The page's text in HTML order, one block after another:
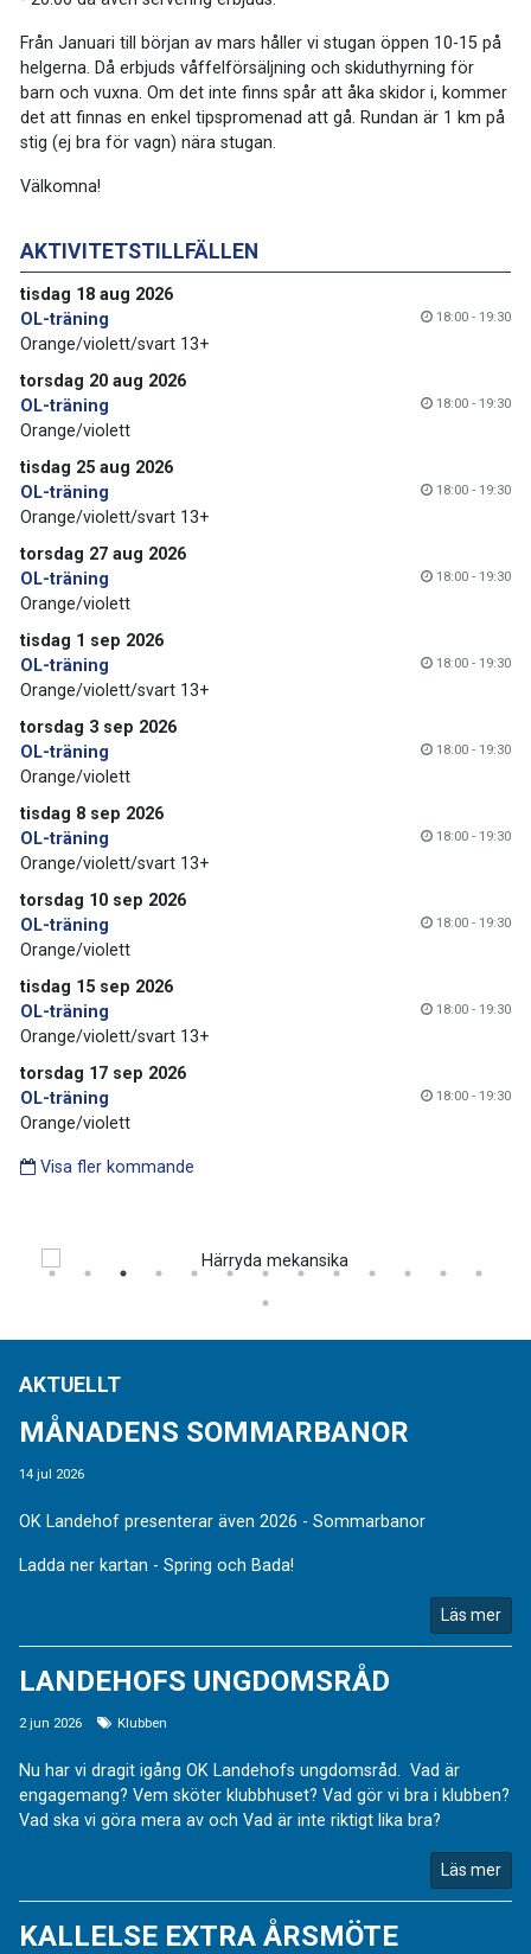
Från Januari till början av mars håller vi stugan öppen 10-15 på
helgerna. Då erbjuds våffelförsäljning och skiduthyrning för
barn och vuxna. Om det inte finns spår att åka skidor i, kommer
det att finnas en enkel tipspromenad att gå. Rundan är 1 km på
stig (ej bra för vagn) nära stugan.
Välkomna!
AKTIVITETSTILLFÄLLEN
tisdag 18 aug 2026
OL-träning
18:00 - 19:30
Orange/violett/svart 13+
torsdag 20 aug 2026
OL-träning
18:00 - 19:30
Orange/violett
tisdag 25 aug 2026
OL-träning
18:00 - 19:30
Orange/violett/svart 13+
torsdag 27 aug 2026
OL-träning
18:00 - 19:30
Orange/violett
tisdag 1 sep 2026
OL-träning
18:00 - 19:30
Orange/violett/svart 13+
torsdag 3 sep 2026
OL-träning
18:00 - 19:30
Orange/violett
tisdag 8 sep 2026
OL-träning
18:00 - 19:30
Orange/violett/svart 13+
torsdag 10 sep 2026
OL-träning
18:00 - 19:30
Orange/violett
tisdag 15 sep 2026
OL-träning
18:00 - 19:30
Orange/violett/svart 13+
torsdag 17 sep 2026
OL-träning
18:00 - 19:30
Orange/violett
Visa fler kommande
AKTUELLT
MÅNADENS SOMMARBANOR
14 jul 2026
OK Landehof presenterar även 2026 - Sommarbanor
Ladda ner kartan - Spring och Bada!
Läs mer
LANDEHOFS UNGDOMSRÅD
2 jun 2026 Klubben
Nu har vi dragit igång OK Landehofs ungdomsråd. Vad är
engagemang? Vem sköter klubbhuset? Vad gör vi bra i klubben?
Vad ska vi göra mera av och Vad är inte riktigt lika bra?
Läs mer
KALLELSE EXTRA ÅRSMÖTE